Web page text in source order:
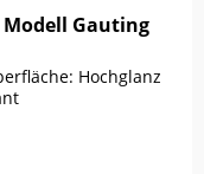
Gauting
Hochglanz